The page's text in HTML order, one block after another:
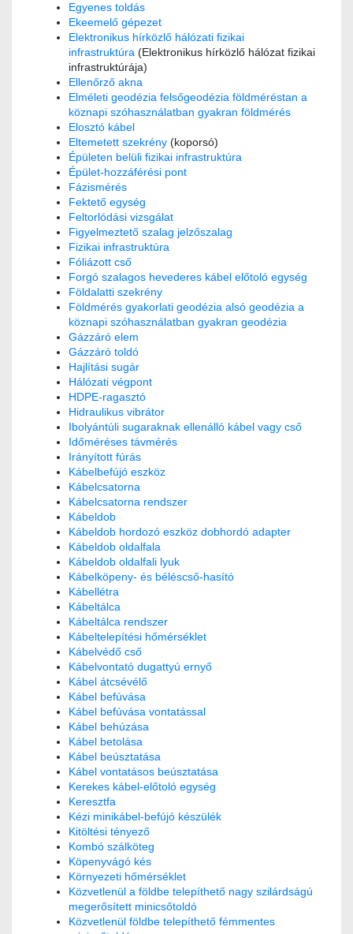
Egyenes toldás
Ekeemelő gépezet
Elektronikus hírközlő hálózati fizikai
infrastruktúra (Elektronikus hírközlő hálózat fizikai
infrastruktúrája)
Ellenőrző akna
Elméleti geodézia felsőgeodézia földméréstan a
köznapi szóhasználatban gyakran földmérés
Elosztó kábel
Eltemetett szekrény (koporsó)
Épületen belüli fizikai infrastruktúra
Épület-hozzáférési pont
Fázismérés
Fektető egység
Feltorlódási vizsgálat
Figyelmeztető szalag jelzőszalag
Fizikai infrastruktúra
Fóliázott cső
Forgó szalagos hevederes kábel előtoló egység
Földalatti szekrény
Földmérés gyakorlati geodézia alsó geodézia a
köznapi szóhasználatban gyakran geodézia
Gázzáró elem
Gázzáró toldó
Hajlítási sugár
Hálózati végpont
HDPE-ragasztó
Hidraulikus vibrátor
Ibolyántúli sugaraknak ellenálló kábel vagy cső
Időméréses távmérés
Irányított fúrás
Kábelbefújó eszköz
Kábelcsatorna
Kábelcsatorna rendszer
Kábeldob
Kábeldob hordozó eszköz dobhordó adapter
Kábeldob oldalfala
Kábeldob oldalfali lyuk
Kábelköpeny- és béléscső-hasító
Kábellétra
Kábeltálca
Kábeltálca rendszer
Kábeltelepítési hőmérséklet
Kábelvédő cső
Kábelvontató dugattyú ernyő
Kábel átcsévélő
Kábel befúvása
Kábel befúvása vontatással
Kábel behúzása
Kábel betolása
Kábel beúsztatása
Kábel vontatásos beúsztatása
Kerekes kábel-előtoló egység
Keresztfa
Kézi minikábel-befújó készülék
Kitöltési tényező
Kombó szálköteg
Köpenyvágó kés
Környezeti hőmérséklet
Közvetlenül a földbe telepíthető nagy szilárdságú
megerősített minicsőtoldó
Közvetlenül földbe telepíthető fémmentes